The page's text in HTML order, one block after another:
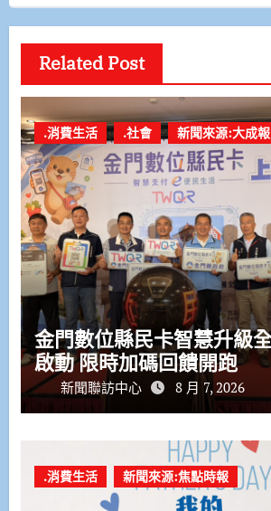
Related Post
.消費生活 .社會 新聞來源:大成報
金門數位縣民卡智慧升級
啟動 限時加碼回饋開跑
新聞聯訪中心 8 月 7, 2026
.消費生活 新聞來源:焦點時報